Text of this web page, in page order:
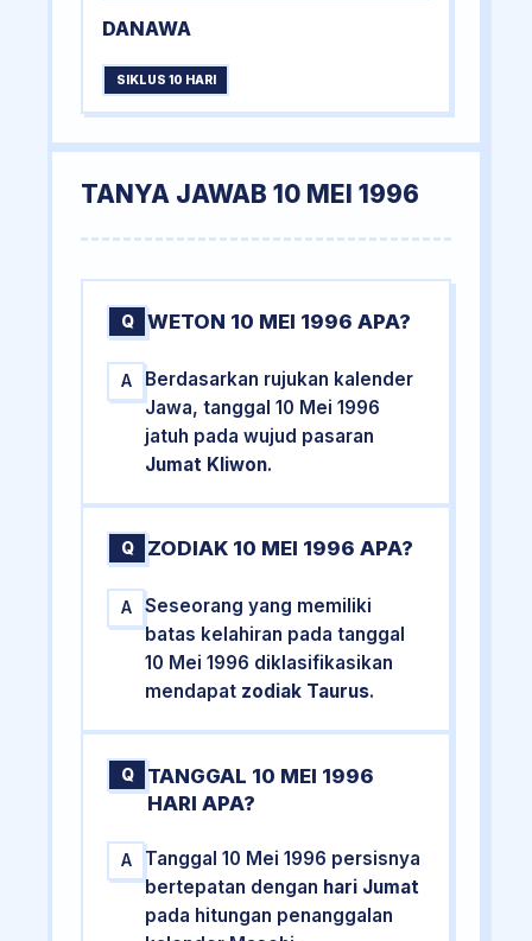
DANAWA
SIKLUS 10 HARI
TANYA JAWAB 10 MEI 1996
Q WETON 10 MEI 1996 APA?
A
Berdasarkan rujukan kalender
Jawa, tanggal 10 Mei 1996
jatuh pada wujud pasaran
Jumat Kliwon.
Q ZODIAK 10 MEI 1996 APA?
A
Seseorang yang memiliki
batas kelahiran pada tanggal
10 Mei 1996 diklasifikasikan
mendapat zodiak Taurus.
Q
TANGGAL 10 MEI 1996
HARI APA?
A
Tanggal 10 Mei 1996 persisnya
bertepatan dengan hari Jumat
pada hitungan penanggalan